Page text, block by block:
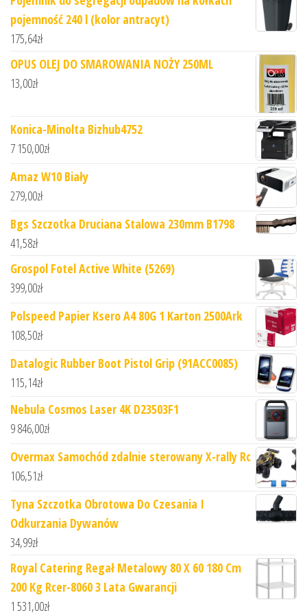
pojemność 240 l (kolor antracyt)
175,64zł
OPUS OLEJ DO SMAROWANIA NOŻY 250ML
13,00zł
Konica-Minolta Bizhub4752
7 150,00zł
Amaz W10 Biały
279,00zł
Bgs Szczotka Druciana Stalowa 230mm B1798
41,58zł
Grospol Fotel Active White (5269)
399,00zł
Polspeed Papier Ksero A4 80G 1 Karton 2500Ark
108,50zł
Datalogic Rubber Boot Pistol Grip (91ACC0085)
115,14zł
Nebula Cosmos Laser 4K D23503F1
9 846,00zł
Overmax Samochód zdalnie sterowany X-rally Rc
106,51zł
Tyna Szczotka Obrotowa Do Czesania I
Odkurzania Dywanów
34,99zł
Royal Catering Regał Metalowy 80 X 60 180 Cm
200 Kg Rcer-8060 3 Lata Gwarancji
1 531,00zł